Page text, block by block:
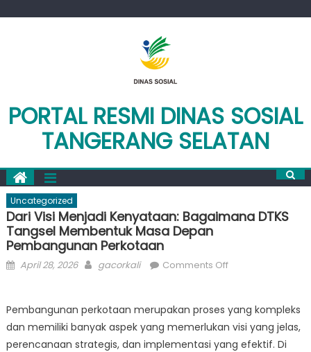
PORTAL RESMI DINAS SOSIAL
TANGERANG SELATAN
Uncategorized
Dari Visi Menjadi Kenyataan: Bagaimana DTKS
Tangsel Membentuk Masa Depan
Pembangunan Perkotaan
Posted
April 28, 2026 Author
gacorkali Comments Offon
Menjadi
Kenyataan:
Bagaimana
Pembangunan perkotaan merupakan proses yang kompleks
dan memiliki banyak aspek yang memerlukan visi yang jelas,
perencanaan strategis, dan implementasi yang efektif. Di